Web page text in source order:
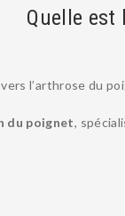
Quelle est
l’arthrose du
du poignet,